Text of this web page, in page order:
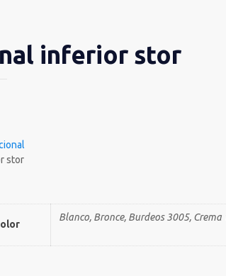
inferior stor
stor
Blanco, Bronce, Burdeos 3005,